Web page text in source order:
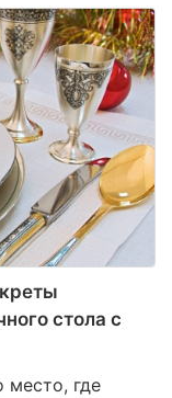
стола с
место, где